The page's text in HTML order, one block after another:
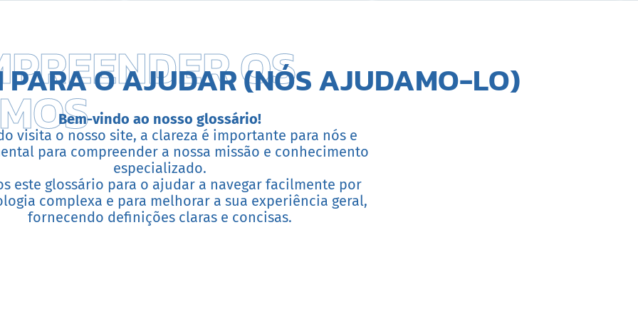
OS
PARA O AJUDAR (NÓS AJUDAMO-LO)
Bem-vindo ao nosso glossário!
visita o nosso site, a clareza é importante para nós e
para compreender a nossa missão e conhecimento
especializado.
este glossário para o ajudar a navegar facilmente por
complexa e para melhorar a sua experiência geral,
fornecendo definições claras e concisas.